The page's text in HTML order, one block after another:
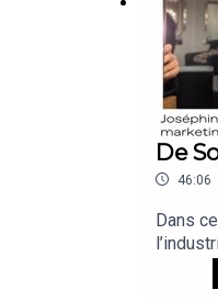
Si le
d’autres de
De
46:06
Dans
chez